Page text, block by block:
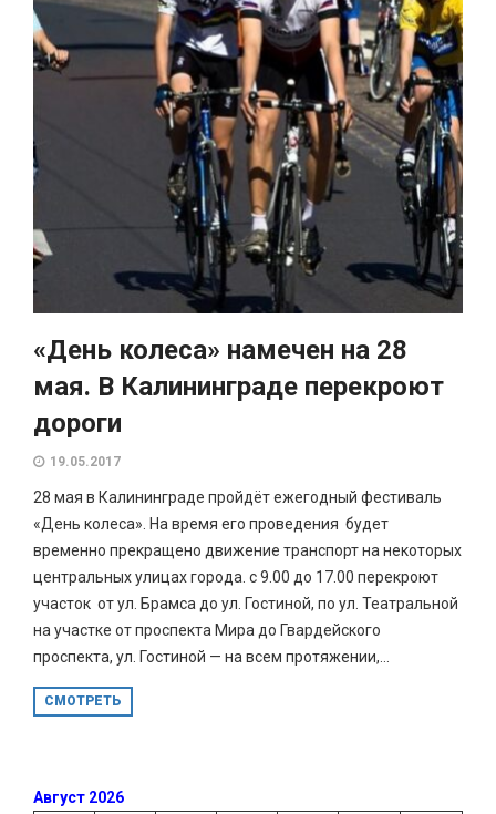
«День колеса» намечен на 28
мая. В Калининграде перекроют
дороги
19.05.2017
28 мая в Калининграде пройдёт ежегодный фестиваль
«День колеса». На время его проведения будет
временно прекращено движение транспорт на некоторых
центральных улицах города. с 9.00 до 17.00 перекроют
участок от ул. Брамса до ул. Гостиной, по ул. Театральной
на участке от проспекта Мира до Гвардейского
проспекта, ул. Гостиной — на всем протяжении,...
СМОТРЕТЬ
Август 2026